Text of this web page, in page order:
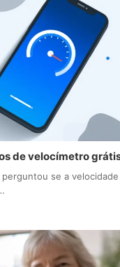
de velocímetro
se a